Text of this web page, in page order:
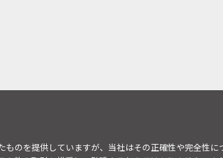
のを提供していますが、当社はその正確性や完全性